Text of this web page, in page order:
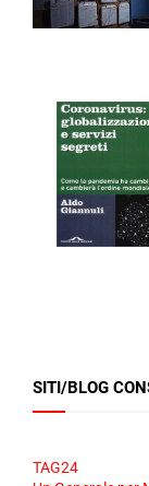
SITI/BLOG
TAG24